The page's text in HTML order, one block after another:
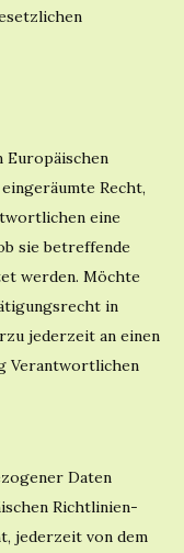
Europäischen
Recht,
eine
sie betreffende
werden. Möchte
in
jederzeit an einen
Verantwortlichen
Daten
Richtlinien-
jederzeit von dem